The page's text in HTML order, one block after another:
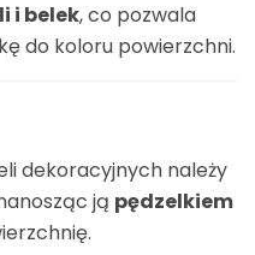
i belek, co pozwala
do koloru powierzchni.
dekoracyjnych należy
ją pędzelkiem